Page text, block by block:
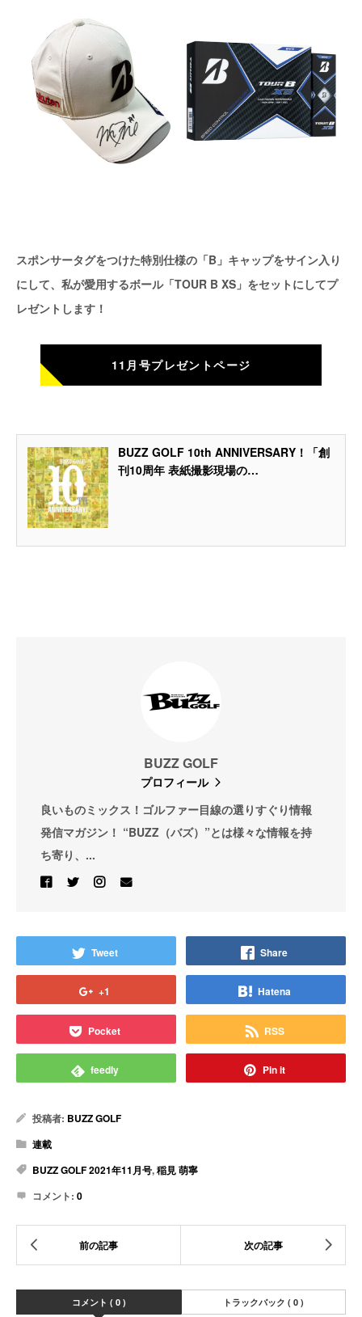
スポンサータグをつけた特別仕様の「B」キャップをサイン入り
にして、私が愛用するボール「TOUR B XS」をセットにしてプ
レゼントします！
11月号プレゼントページ
BUZZ GOLF 10th ANNIVERSARY！「創
刊10周年 表紙撮影現場の…
BUZZ GOLF
プロフィール
良いものミックス！ゴルファー目線の選りすぐり情報
発信マガジン！ “BUZZ（バズ）”とは様々な情報を持
ち寄り、...
Tweet Share
+1 Hatena
Pocket RSS
feedly Pin it
投稿者: BUZZ GOLF
連載
BUZZ GOLF 2021年11月号,稲見 萌寧
コメント: 0
コメント ( 0 ) トラックバック ( 0 )